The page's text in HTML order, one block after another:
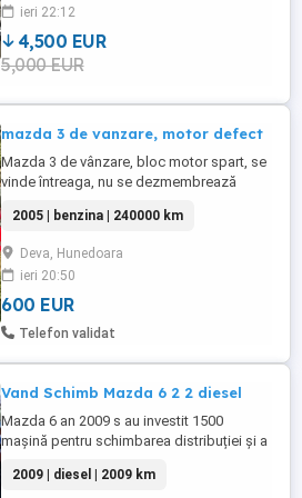
ieri 22:12
4,500 EUR
5,000 EUR
mazda 3 de vanzare, motor defect
Mazda 3 de vânzare, bloc motor spart, se
vinde întreaga, nu se dezmembrează
2005 | benzina | 240000 km
Deva, Hunedoara
ieri 20:50
600 EUR
Telefon validat
Vand Schimb Mazda 6 2 2 diesel
Mazda 6 an 2009 s au investit 1500
mașină pentru schimbarea distribuției și a
consumabile Mașina are keyles
2009 | diesel | 2009 km